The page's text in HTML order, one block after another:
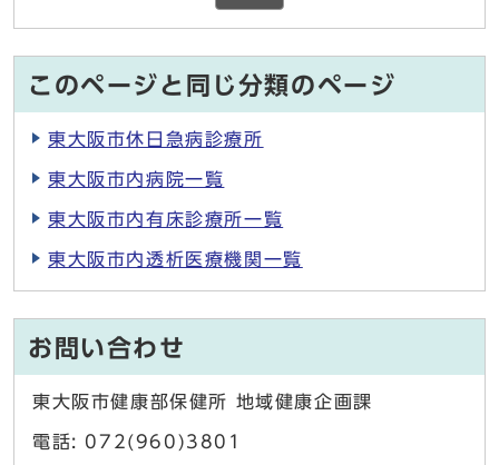
このページと同じ分類のページ
東大阪市休日急病診療所
東大阪市内病院一覧
東大阪市内有床診療所一覧
東大阪市内透析医療機関一覧
お問い合わせ
東大阪市健康部保健所 地域健康企画課
電話: 072(960)3801